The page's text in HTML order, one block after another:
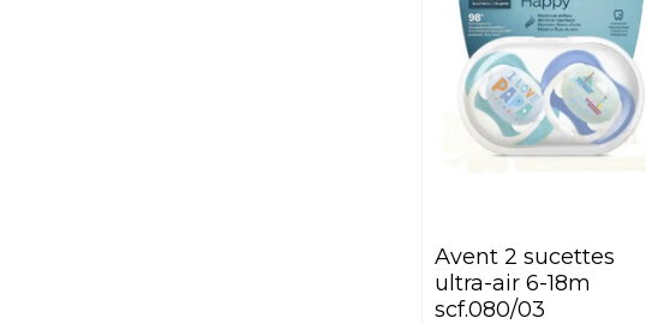
avent 2 sucettes
ultra-air 6-18m
scf.080/03